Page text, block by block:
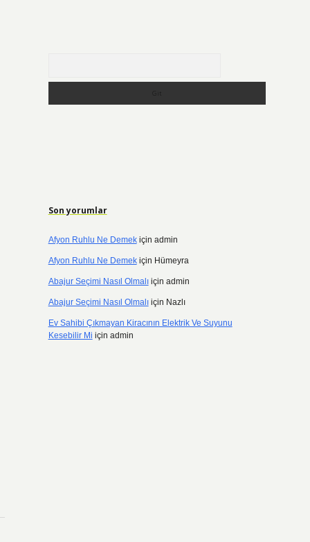
Son yorumlar
Afyon Ruhlu Ne Demekiçin admin
Afyon Ruhlu Ne Demekiçin Hümeyra
Abajur Seçimi Nasıl Olmalıiçin admin
Abajur Seçimi Nasıl Olmalıiçin Nazlı
Ev Sahibi Çıkmayan Kiracının Elektrik Ve Suyunu
Kesebilir Mi için admin